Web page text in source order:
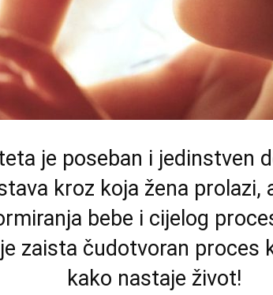
je poseban i jedinstven
kroz koja žena prolazi,
bebe i cijelog
zaista čudotvoran proces
kako nastaje život!